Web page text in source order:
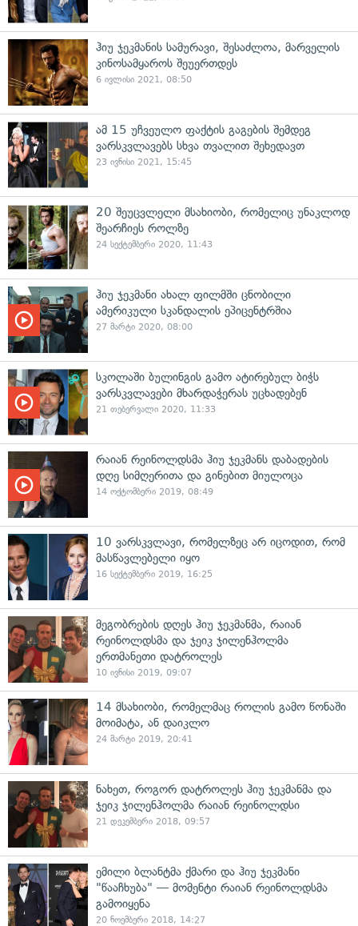
ჰიუ ჯეკმანის სამურავი, შესაძლოა, მარველის
კინოსამყაროს შეუერთდეს
6 ივლისი 2021, 08:50
ამ 15 უჩვეულო ფაქტის გაგების შემდეგ
ვარსკვლავებს სხვა თვალით შეხედავთ
23 ივნისი 2021, 15:45
20 შეუცვლელი მსახიობი, რომელიც უნაკლოდ
შეარჩიეს როლზე
24 სექტემბერი 2020, 11:43
ჰიუ ჯეკმანი ახალ ფილმში ცნობილი
ამერიკული სკანდალის ეპიცენტრშია
27 მარტი 2020, 08:00
სკოლაში ბულინგის გამო ატირებულ ბიჭს
ვარსკვლავები მხარდაჭერას უცხადებენ
21 თებერვალი 2020, 11:33
რაიან რეინოლდსმა ჰიუ ჯეკმანს დაბადების
დღე სიმღერითა და გინებით მიულოცა
14 ოქტომბერი 2019, 08:49
10 ვარსკვლავი, რომელზეც არ იცოდით, რომ
მასწავლებელი იყო
16 სექტემბერი 2019, 16:25
მეგობრების დღეს ჰიუ ჯეკმანმა, რაიან
რეინოლდსმა და ჯეიკ ჯილენჰოლმა
ერთმანეთი დატროლეს
10 ივნისი 2019, 09:07
14 მსახიობი, რომელმაც როლის გამო წონაში
მოიმატა, ან დაიკლო
24 მარტი 2019, 20:41
ნახეთ, როგორ დატროლეს ჰიუ ჯეკმანმა და
ჯეიკ ჯილენჰოლმა რაიან რეინოლდსი
21 დეკემბერი 2018, 09:57
ემილი ბლანტმა ქმარი და ჰიუ ჯეკმანი
"წააჩხუბა" — მომენტი რაიან რეინოლდსმა
გამოიყენა
20 ნოემბერი 2018, 14:27